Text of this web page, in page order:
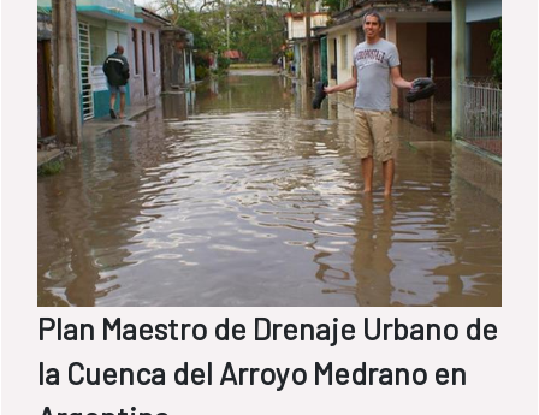
Plan Maestro de Drenaje Urbano de
la Cuenca del Arroyo Medrano en